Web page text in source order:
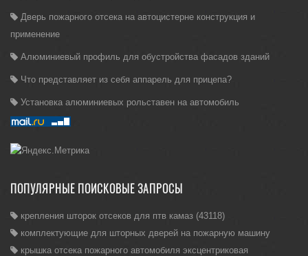
Дверь пожарного отсека на автоцистерне конструкция и
применение
Алюминиевый профиль для обустройства фасадов зданий
Что представляет из себя аппарель для прицепа?
Установка алюминиевых рольставен на автомобиль
ПОПУЛЯРНЫЕ ПОИСКОВЫЕ ЗАПРОСЫ
крепления шторок отсеков для птв камаз (43118)
комплектующие для шторных дверей на пожарную машину
крышка отсека пожарного автомобиля эксцентриковая